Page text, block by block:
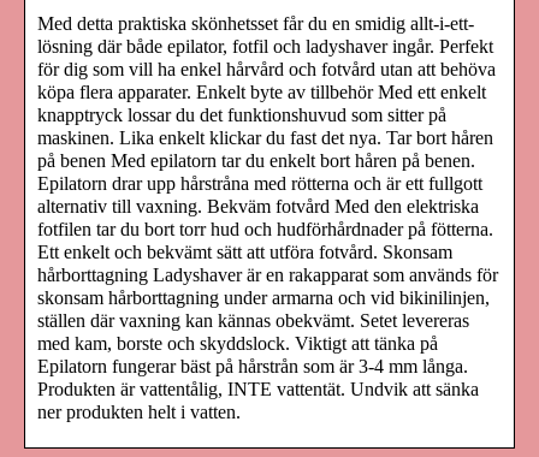
Med detta praktiska skönhetsset får du en smidig allt-i-ett-
lösning där både epilator, fotfil och ladyshaver ingår. Perfekt
för dig som vill ha enkel hårvård och fotvård utan att behöva
köpa flera apparater. Enkelt byte av tillbehör Med ett enkelt
knapptryck lossar du det funktionshuvud som sitter på
maskinen. Lika enkelt klickar du fast det nya. Tar bort håren
på benen Med epilatorn tar du enkelt bort håren på benen.
Epilatorn drar upp hårstråna med rötterna och är ett fullgott
alternativ till vaxning. Bekväm fotvård Med den elektriska
fotfilen tar du bort torr hud och hudförhårdnader på fötterna.
Ett enkelt och bekvämt sätt att utföra fotvård. Skonsam
hårborttagning Ladyshaver är en rakapparat som används för
skonsam hårborttagning under armarna och vid bikinilinjen,
ställen där vaxning kan kännas obekvämt. Setet levereras
med kam, borste och skyddslock. Viktigt att tänka på
Epilatorn fungerar bäst på hårstrån som är 3-4 mm långa.
Produkten är vattentålig, INTE vattentät. Undvik att sänka
ner produkten helt i vatten.